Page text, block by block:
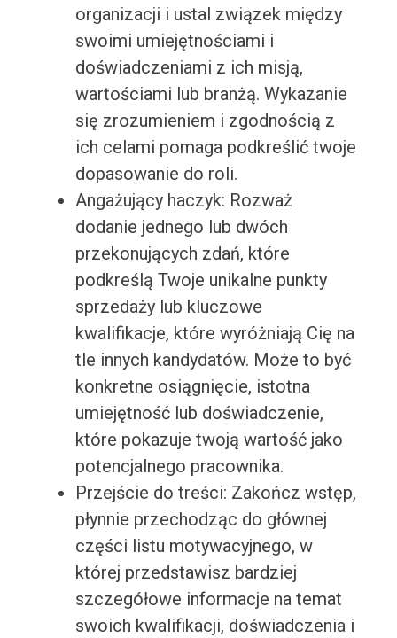
organizacji i ustal związek między
swoimi umiejętnościami i
doświadczeniami z ich misją,
wartościami lub branżą. Wykazanie
się zrozumieniem i zgodnością z
ich celami pomaga podkreślić twoje
dopasowanie do roli.
Angażujący haczyk: Rozważ
dodanie jednego lub dwóch
przekonujących zdań, które
podkreślą Twoje unikalne punkty
sprzedaży lub kluczowe
kwalifikacje, które wyróżniają Cię na
tle innych kandydatów. Może to być
konkretne osiągnięcie, istotna
umiejętność lub doświadczenie,
które pokazuje twoją wartość jako
potencjalnego pracownika.
Przejście do treści: Zakończ wstęp,
płynnie przechodząc do głównej
części listu motywacyjnego, w
której przedstawisz bardziej
szczegółowe informacje na temat
swoich kwalifikacji, doświadczenia i